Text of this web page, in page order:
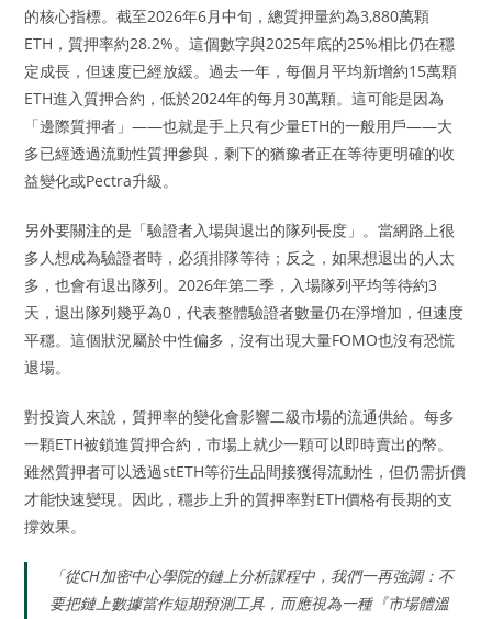
的核心指標。截至2026年6月中旬，總質押量約為3,880萬顆
ETH，質押率約28.2%。這個數字與2025年底的25%相比仍在穩
定成長，但速度已經放緩。過去一年，每個月平均新增約15萬顆
ETH進入質押合約，低於2024年的每月30萬顆。這可能是因為
「邊際質押者」——也就是手上只有少量ETH的一般用戶——大
多已經透過流動性質押參與，剩下的猶豫者正在等待更明確的收
益變化或Pectra升級。
另外要關注的是「驗證者入場與退出的隊列長度」。當網路上很
多人想成為驗證者時，必須排隊等待；反之，如果想退出的人太
多，也會有退出隊列。2026年第二季，入場隊列平均等待約3
天，退出隊列幾乎為0，代表整體驗證者數量仍在淨增加，但速度
平穩。這個狀況屬於中性偏多，沒有出現大量FOMO也沒有恐慌
退場。
對投資人來說，質押率的變化會影響二級市場的流通供給。每多
一顆ETH被鎖進質押合約，市場上就少一顆可以即時賣出的幣。
雖然質押者可以透過stETH等衍生品間接獲得流動性，但仍需折價
才能快速變現。因此，穩步上升的質押率對ETH價格有長期的支
撐效果。
「從CH加密中心學院的鏈上分析課程中，我們一再強調：不
要把鏈上數據當作短期預測工具，而應視為一種『市場體溫